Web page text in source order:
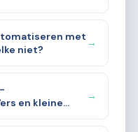
met
niet?
→
en kleine
→